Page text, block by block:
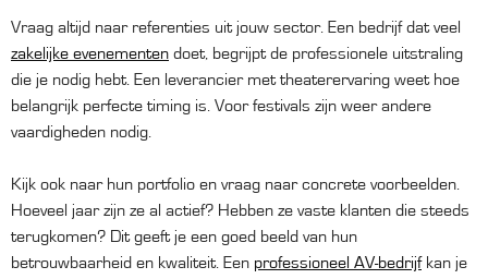
Vraag altijd naar referenties uit jouw sector. Een bedrijf dat veel
zakelijke evenementen doet, begrijpt de professionele uitstraling
die je nodig hebt. Een leverancier met theaterervaring weet hoe
belangrijk perfecte timing is. Voor festivals zijn weer andere
vaardigheden nodig.
Kijk ook naar hun portfolio en vraag naar concrete voorbeelden.
Hoeveel jaar zijn ze al actief? Hebben ze vaste klanten die steeds
terugkomen? Dit geeft je een goed beeld van hun
betrouwbaarheid en kwaliteit. Een professioneel AV-bedrijfkan je